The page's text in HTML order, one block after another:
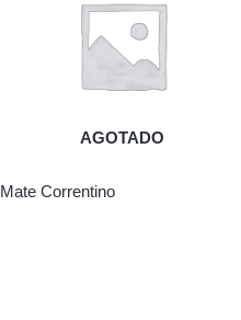
AGOTADO
Mate Correntino